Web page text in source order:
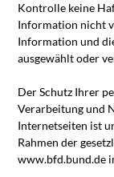
Kontrolle keine
Information nicht
Information und
ausgewählt oder
Der Schutz Ihrer
Verarbeitung und
Internetseiten ist
Rahmen der
www.bfd.bund.de